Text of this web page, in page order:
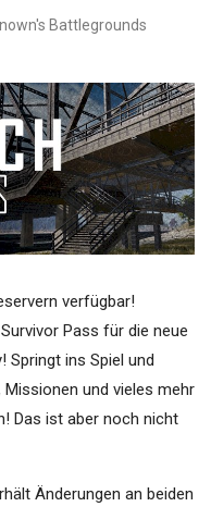
Battlegrounds
verfügbar!
Pass für die neue
Springt ins Spiel und
und vieles mehr
Das ist aber noch nicht
Änderungen an beiden